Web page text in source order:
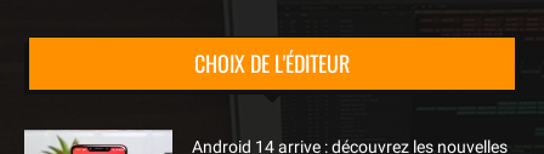
CHOIX DE L'ÉDITEUR
Android 14 arrive : découvrez les nouvelles